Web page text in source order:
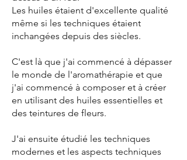
Les huiles étaient d'excellente qualité
même si les techniques étaient
inchangées depuis des siècles.
C'est là que j'ai commencé à dépasser
le monde de l'aromathérapie et que
j'ai commencé à composer et à créer
en utilisant des huiles essentielles et
des teintures de fleurs.
J'ai ensuite étudié les techniques
modernes et les aspects techniques